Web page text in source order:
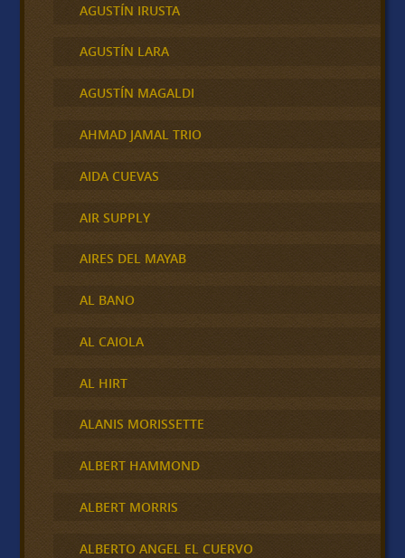
AGUSTÍN IRUSTA
AGUSTÍN LARA
AGUSTÍN MAGALDI
AHMAD JAMAL TRIO
AIDA CUEVAS
AIR SUPPLY
AIRES DEL MAYAB
AL BANO
AL CAIOLA
AL HIRT
ALANIS MORISSETTE
ALBERT HAMMOND
ALBERT MORRIS
ALBERTO ANGEL EL CUERVO